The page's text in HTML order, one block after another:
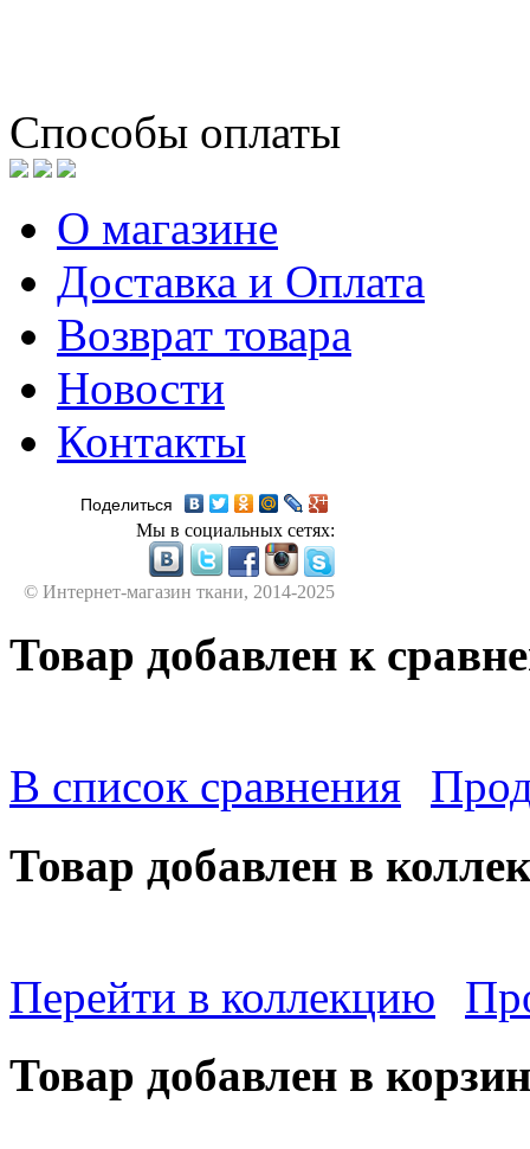
Способы оплаты
О магазине
Доставка и Оплата
Возврат товара
Новости
Контакты
Поделиться
Мы в социальных сетях:
© Интернет-магазин ткани, 2014-2025
Товар добавлен к
В список сравнения
Товар добавлен в
Перейти в коллекцию
Товар добавлен в